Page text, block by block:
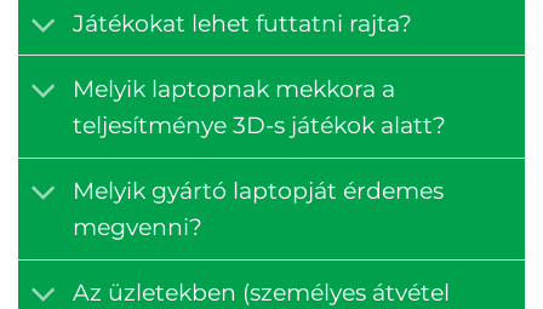
Játékokat lehet futtatni rajta?
Melyik laptopnak mekkora a
teljesítménye 3D-s játékok alatt?
Melyik gyártó laptopját érdemes
megvenni?
Az üzletekben (személyes átvétel